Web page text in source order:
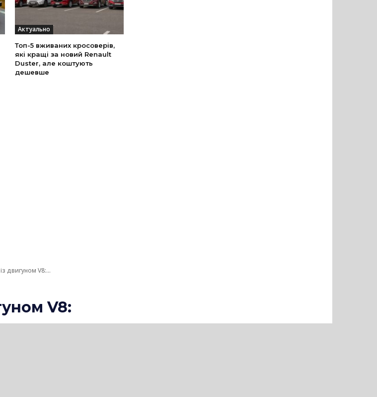
Актуально
Топ-5 вживаних кросоверів,
які кращі за новий Renault
Duster, але коштують
дешевше